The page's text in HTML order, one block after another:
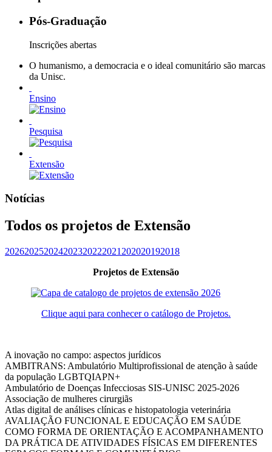
Pós-Graduação
Inscrições abertas
O humanismo, a democracia e o ideal comunitário são marcas
da Unisc.
Ensino
Pesquisa
Extensão
Notícias
Todos os projetos de Extensão
202620252024202320222021 202020192018
Projetos de Extensão
Clique aqui para conhecer o catálogo de Projetos.
A inovação no campo: aspectos jurídicos
AMBITRANS: Ambulatório Multiprofissional de atenção à saúde
da população LGBTQIAPN+
Ambulatório de Doenças Infecciosas SIS-UNISC 2025-2026
Associação de mulheres cirurgiãs
Atlas digital de análises clínicas e histopatologia veterinária
AVALIAÇÃO FUNCIONAL E EDUCAÇÃO EM SAÚDE
COMO FORMA DE ORIENTAÇÃO E ACOMPANHAMENTO
DA PRÁTICA DE ATIVIDADES FÍSICAS EM DIFERENTES